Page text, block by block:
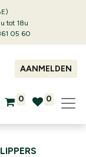
tot 18u
05 60
AANMELDEN
0 0